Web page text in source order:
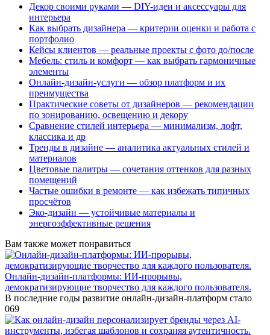
Декор своими руками — DIY-идеи и аксессуары для
интерьера
Как выбрать дизайнера — критерии оценки и работа с
портфолио
Кейсы клиентов — реальные проекты с фото до/после
Мебель: стиль и комфорт — как выбрать гармоничные
элементы
Онлайн-дизайн-услуги — обзор платформ и их
преимущества
Практические советы от дизайнеров — рекомендации
по зонированию, освещению и декору
Сравнение стилей интерьера — минимализм, лофт,
классика и др
Тренды в дизайне — аналитика актуальных стилей и
материалов
Цветовые палитры — сочетания оттенков для разных
помещений
Частые ошибки в ремонте — как избежать типичных
просчётов
Эко-дизайн — устойчивые материалы и
энергоэффективные решения
Вам также может понравиться
Онлайн-дизайн-платформы: ИИ-прорывы,
демократизирующие творчество для каждого пользователя.
В последние годы развитие онлайн-дизайн-платформ стало
069